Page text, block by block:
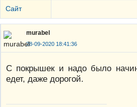
Сайт
murabel
28-09-2020 18:41:36
С покрышек и надо было
едет, даже дорогой.